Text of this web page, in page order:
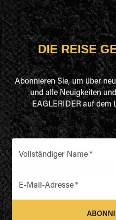
DIE REISE
Abonnieren Sie, um über
und alle Neuigkeiten
EAGLERIDER auf dem
Vollständiger Name*
E-Mail-Adresse*